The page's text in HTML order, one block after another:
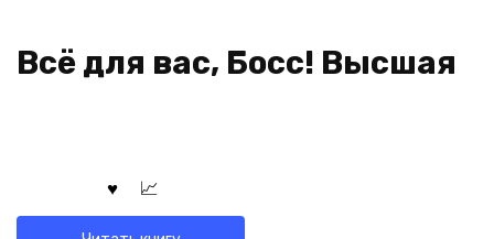
Всё для вас, Босс! Высшая